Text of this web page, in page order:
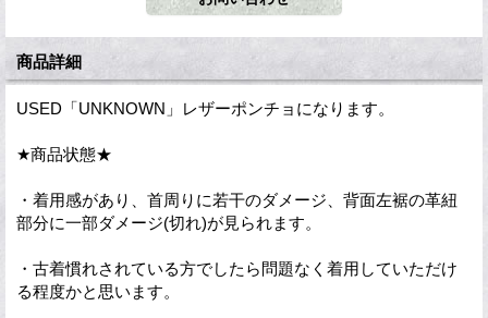
商品詳細
USED「UNKNOWN」レザーポンチョになります。
★商品状態★
・着用感があり、首周りに若干のダメージ、背面左裾の革紐
部分に一部ダメージ(切れ)が見られます。
・古着慣れされている方でしたら問題なく着用していただけ
る程度かと思います。